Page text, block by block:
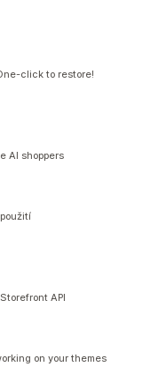
click to restore!
AI shoppers
API
on your themes